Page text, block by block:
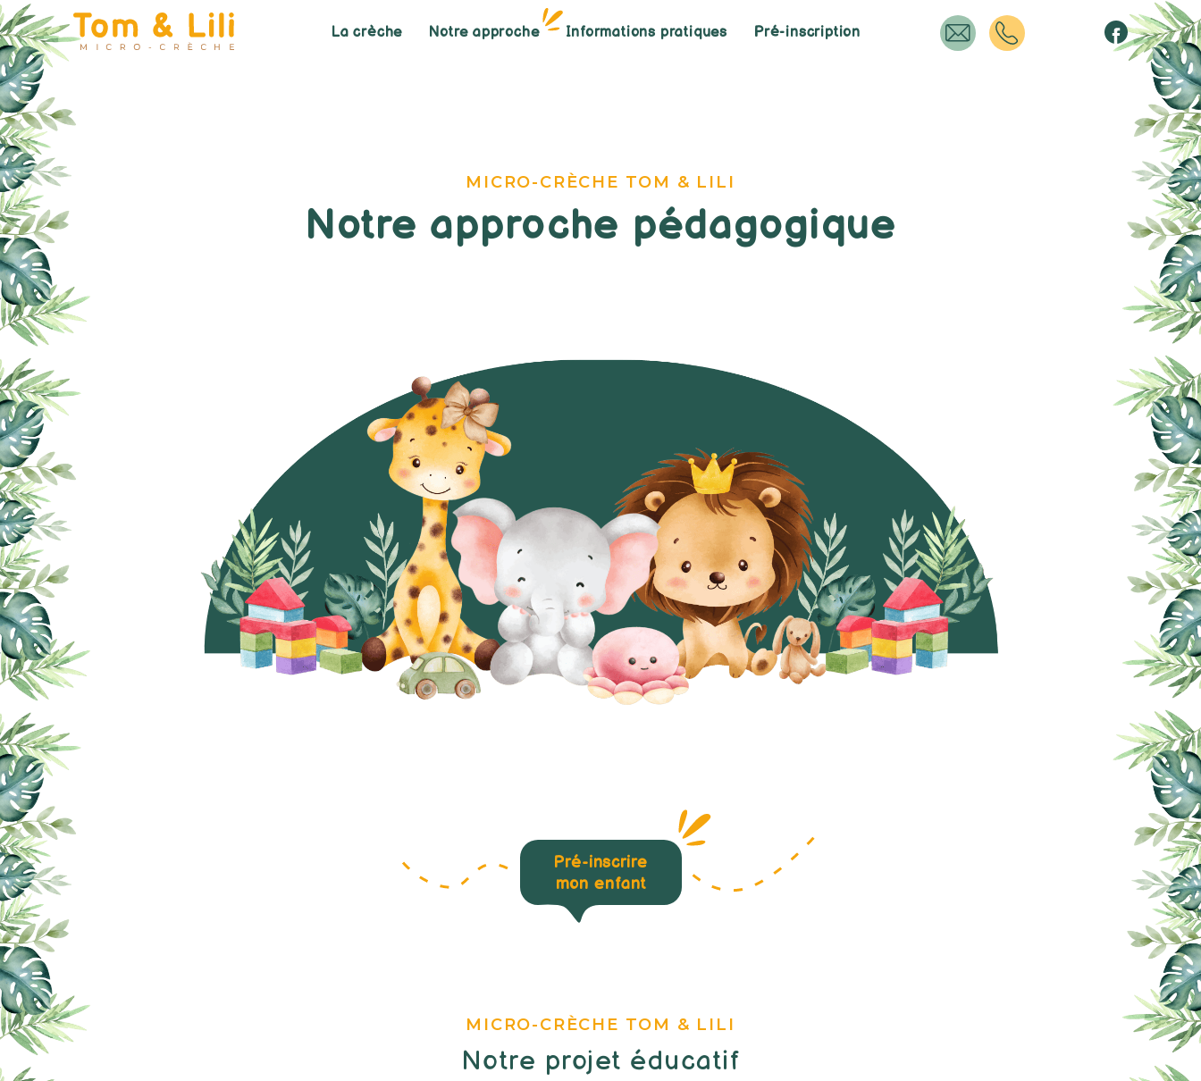
La crèche Notre approche Informations pratiques Pré-inscription
MICRO-CRÈCHE TOM & LILI
Notre approche pédagogique
Pré-inscrire
mon enfant
MICRO-CRÈCHE TOM & LILI
Notre projet éducatif